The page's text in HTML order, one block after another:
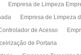
Empresa de Limpeza
Empresa de Limpeza
de Acesso
de Portaria